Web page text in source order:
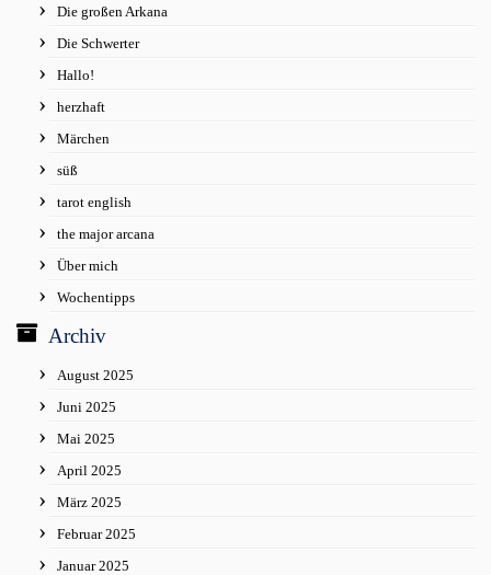
Die großen Arkana
Die Schwerter
Hallo!
herzhaft
Märchen
süß
tarot english
the major arcana
Über mich
Wochentipps
Archiv
August 2025
Juni 2025
Mai 2025
April 2025
März 2025
Februar 2025
Januar 2025